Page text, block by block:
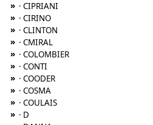
» · CIPRIANI
» · CIRINO
» · CLINTON
» · CMIRAL
» · COLOMBIER
» · CONTI
» · COODER
» · COSMA
» · COULAIS
» · D